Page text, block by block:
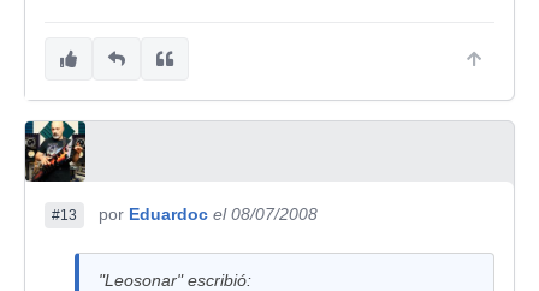
#13 por Eduardoc el 08/07/2008
"Leosonar" escribió: